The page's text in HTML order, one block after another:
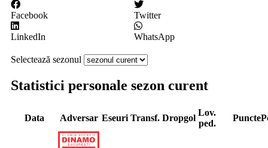
Facebook Twitter
LinkedIn WhatsApp
Selectează sezonul
Statistici personale sezon curent
Data Adversar Eseuri Transf. Dropgol
Lov.
ped.
Puncte